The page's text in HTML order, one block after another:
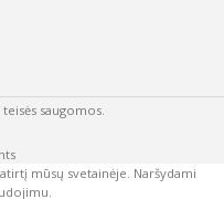
teisės saugomos.
mūsų svetainėje. Naršydami